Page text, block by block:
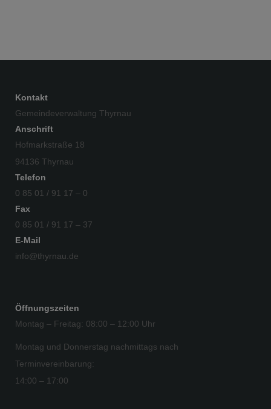
Kontakt
Gemeindeverwaltung Thyrnau
Anschrift
Hofmarkstraße 18
94136 Thyrnau
Telefon
0 85 01 / 91 17 – 0
Fax
0 85 01 / 91 17 – 37
E-Mail
info@thyrnau.de
Öffnungszeiten
Montag – Freitag: 08:00 – 12:00 Uhr
Montag und Donnerstag nachmittags nach
Terminvereinbarung:
14:00 – 17:00